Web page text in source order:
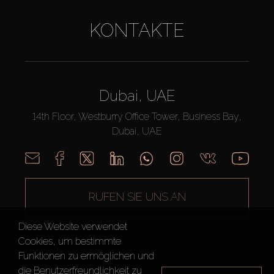
KONTAKTE
Dubai, UAE
14th Floor, Westburry Office Tower, Business Bay,
Dubai, UAE
RUFEN SIE UNS AN
Diese Website verwendet
Cookies, um bestimmte
Funktionen zu ermöglichen und
die Benutzerfreundlichkeit zu